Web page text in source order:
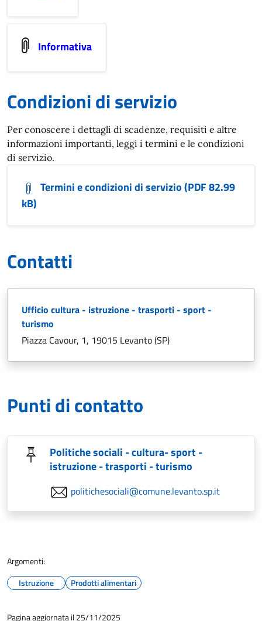
Informativa
Condizioni di servizio
Per conoscere i dettagli di scadenze, requisiti e altre
informazioni importanti, leggi i termini e le condizioni
di servizio.
Termini e condizioni di servizio (PDF 82.99
kB)
Contatti
Ufficio cultura - istruzione - trasporti - sport -
turismo
Piazza Cavour, 1, 19015 Levanto (SP)
Punti di contatto
Politiche sociali - cultura- sport -
istruzione - trasporti - turismo
politichesociali@comune.levanto.sp.it
Argomenti:
Istruzione
Prodotti alimentari
Pagina aggiornata il 25/11/2025